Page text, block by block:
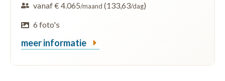
vanaf € 4.065/maand (133,63/dag)
6 foto's
meer informatie